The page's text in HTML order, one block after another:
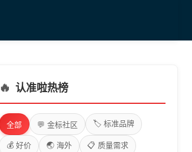
🔥 认准啦热榜
全部 💬 金标社区 🏷️ 标准品牌
💰 好价 🌏 海外 📋 质量需求